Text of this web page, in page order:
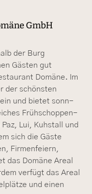
GmbH
der Burg
Gästen gut
Domäne. Im
der schönsten
und bietet sonn-
Frühschoppen-
Lui, Kuhstall und
sich die Gäste
Firmenfeiern,
das Domäne Areal
verfügt das Areal
und einen